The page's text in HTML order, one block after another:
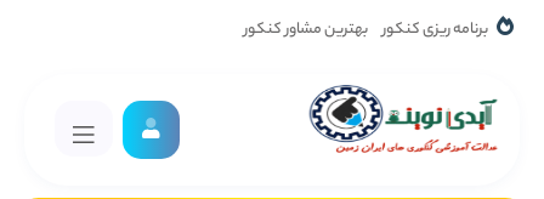
برنامه ریزی کنکور بهترین مشاور کنکور